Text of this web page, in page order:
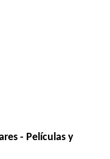
- Películas y